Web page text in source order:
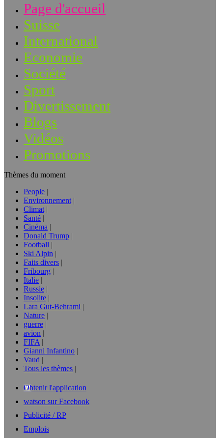
Page d'accueil
Suisse
International
Economie
Société
Sport
Divertissement
Blogs
Vidéos
Promotions
Thèmes du moment
People
Environnement
Climat
Santé
Cinéma
Donald Trump
Football
Ski Alpin
Faits divers
Fribourg
Italie
Russie
Insolite
Lara Gut-Behrami
Nature
guerre
avion
FIFA
Gianni Infantino
Vaud
Tous les thèmes
Obtenir l'application
watson sur Facebook
Publicité / RP
Emplois